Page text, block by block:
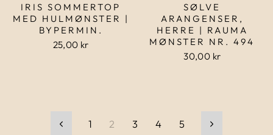
IRIS SOMMERTOP
MED HULMØNSTER |
BYPERMIN.
25,00 kr
SØLVE
ARANGENSER,
HERRE | RAUMA
MØNSTER NR. 494
30,00 kr
Forrige
1 2 3 4 5 Næste